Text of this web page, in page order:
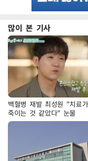
많이 본 기사
백혈병 재발 최성원 "치료
죽이는 것 같았다" 눈물